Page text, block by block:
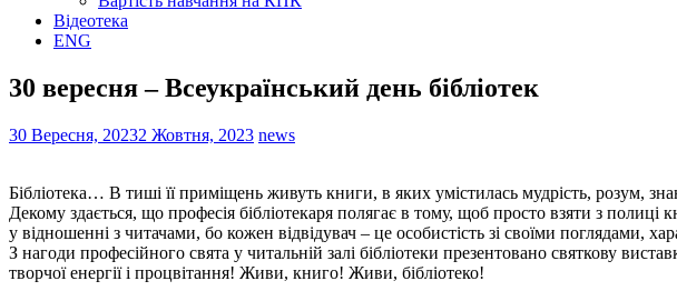
Відеотека
ENG
30 вересня – Всеукраїнський день бібліотек
30 Вересня, 20232 Жовтня, 2023 news
Бібліотека… В тиші її приміщень живуть книги, в яких умістилась мудрість, розум,
Декому здається, що професія бібліотекаря полягає в тому, щоб просто взяти з
у відношенні з читачами, бо кожен відвідувач – це особистість зі своїми поглядами,
З нагоди професійного свята у читальній залі бібліотеки презентовано святкову
творчої енергії і процвітання! Живи, книго! Живи, бібліотеко!